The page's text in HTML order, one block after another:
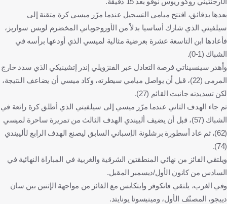
بعدها بدقائق، افتتح ميامي التسجيل عندما مرّر ميسي كرة متقنة إلى
سيلفيتي الذي شارك أساسيا بدلاً من الأوروجوياني المخضرم لويس سواريز،
فأعادها ابن التاسعة عشرة بعرضية مثالية لميسي الذي أودعها برأسه في
الشباك (1-0).
وأهدر سينسيناتي فرصة التعادل عبر الفنزويلي إندر إتشينيكي الذي سدد خارج
المرمى (22)، قبل أن يواصل ميامي سيطرته، وكاد ميسي أن يضاعف النتيجة،
لكن تسديدته جانبت القائم (27).
ثم جاء الهدف الثاني عندما مرّر ميسي إلى سيلفيتي الذي أطلق كرة رائعة في
الشباك (57)، قبل أن يضيف ألييندي الهدف الثالث من تمريرة ساحرة لميسي
(62)، ثم عاد أسطورة برشلونة الإسباني السابق ليصنع الهدف الرابع لألييندي
(74).
ويلتقي الفائز من نهائي المنطقتين الشرقية والغربية في المباراة النهائية في
السادس من كانون الأول/ديسمبر المقبل.
وفي الغرب، يلتقي فانكوفر وايتكابس مع الفائز من مواجهة الإثنين بين سان
دييجو، المصنّف الأول، ومينيسوتا يونايتد.